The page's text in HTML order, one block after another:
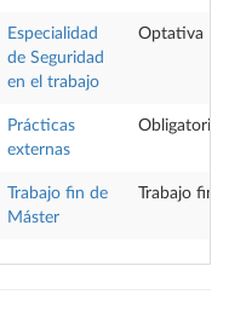
Especialidad
de Seguridad
en el trabajo
Optativa
Prácticas
externas
Obligatoria
Trabajo fin de
Máster
Trabajo fin